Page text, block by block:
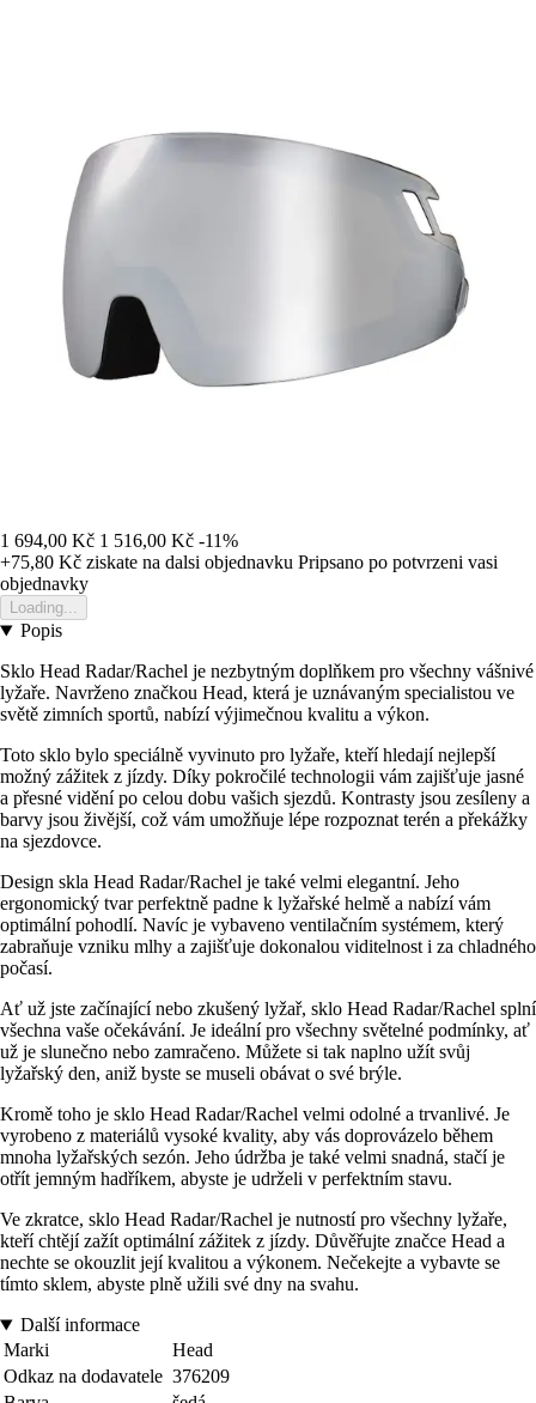
1 694,00 Kč 1 516,00 Kč -11%
+75,80 Kč ziskate na dalsi objednavku Pripsano po potvrzeni vasi
objednavky
Loading...
Popis
Sklo Head Radar/Rachel je nezbytným doplňkem pro všechny vášnivé
lyžaře. Navrženo značkou Head, která je uznávaným specialistou ve
světě zimních sportů, nabízí výjimečnou kvalitu a výkon.
Toto sklo bylo speciálně vyvinuto pro lyžaře, kteří hledají nejlepší
možný zážitek z jízdy. Díky pokročilé technologii vám zajišťuje jasné
a přesné vidění po celou dobu vašich sjezdů. Kontrasty jsou zesíleny a
barvy jsou živější, což vám umožňuje lépe rozpoznat terén a překážky
na sjezdovce.
Design skla Head Radar/Rachel je také velmi elegantní. Jeho
ergonomický tvar perfektně padne k lyžařské helmě a nabízí vám
optimální pohodlí. Navíc je vybaveno ventilačním systémem, který
zabraňuje vzniku mlhy a zajišťuje dokonalou viditelnost i za chladného
počasí.
Ať už jste začínající nebo zkušený lyžař, sklo Head Radar/Rachel splní
všechna vaše očekávání. Je ideální pro všechny světelné podmínky, ať
už je slunečno nebo zamračeno. Můžete si tak naplno užít svůj
lyžařský den, aniž byste se museli obávat o své brýle.
Kromě toho je sklo Head Radar/Rachel velmi odolné a trvanlivé. Je
vyrobeno z materiálů vysoké kvality, aby vás doprovázelo během
mnoha lyžařských sezón. Jeho údržba je také velmi snadná, stačí je
otřít jemným hadříkem, abyste je udrželi v perfektním stavu.
Ve zkratce, sklo Head Radar/Rachel je nutností pro všechny lyžaře,
kteří chtějí zažít optimální zážitek z jízdy. Důvěřujte značce Head a
nechte se okouzlit její kvalitou a výkonem. Nečekejte a vybavte se
tímto sklem, abyste plně užili své dny na svahu.
Další informace
Marki
Head
Odkaz na dodavatele 376209